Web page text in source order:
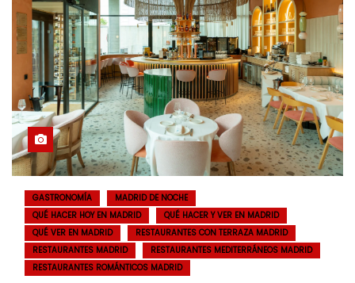
GASTRONOMÍA
MADRID DE NOCHE
QUÉ HACER HOY EN MADRID
QUÉ HACER Y VER EN MADRID
QUÉ VER EN MADRID
RESTAURANTES CON TERRAZA MADRID
RESTAURANTES MADRID
RESTAURANTES MEDITERRÁNEOS MADRID
RESTAURANTES ROMÁNTICOS MADRID